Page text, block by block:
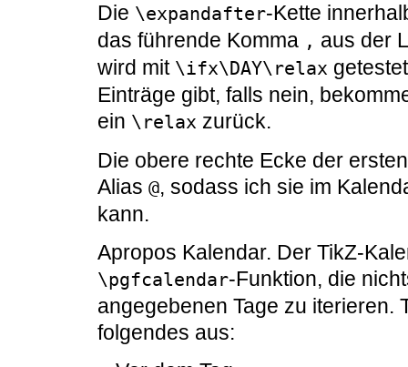
Die \expandafter-Kette
das führende Komma , aus der
wird mit \ifx\DAY\relax
Einträge gibt, falls nein,
ein \relax zurück.
Die obere rechte Ecke der
Alias @, sodass ich sie im
kann.
Apropos Kalendar. Der TikZ-
\pgfcalendar-Funktion, die
angegebenen Tage zu iterieren.
folgendes aus: